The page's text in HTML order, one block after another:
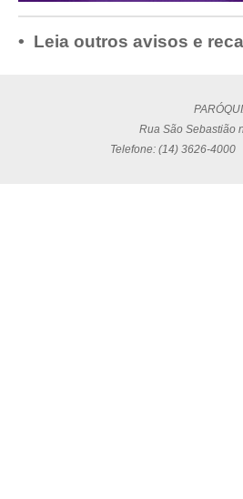
• Leia outros avisos e
Rua São Sebastião
Telefone: (14) 3626-